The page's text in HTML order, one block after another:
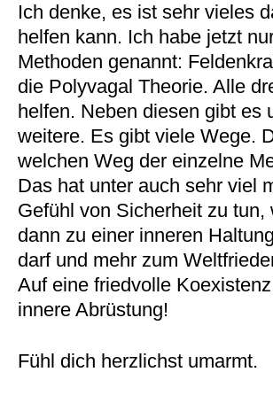
Ich denke, es ist sehr vieles
helfen kann. Ich habe jetzt
Methoden genannt:
die Polyvagal Theorie. Alle
helfen. Neben diesen gibt es
weitere. Es gibt viele Wege.
welchen Weg der einzelne
Das hat unter auch sehr viel
Gefühl von Sicherheit zu tun,
dann zu einer inneren
darf und mehr zum
Auf eine friedvolle
innere Abrüstung!
Fühl dich herzlichst umarmt.